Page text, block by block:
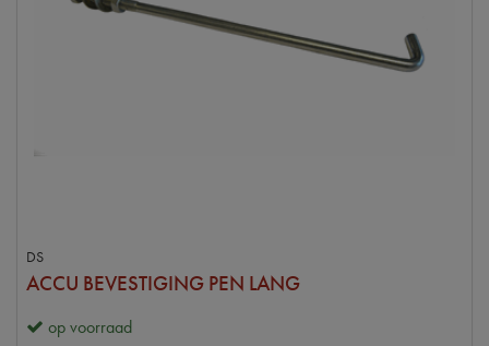
DS
ACCU BEVESTIGING PEN LANG
op voorraad